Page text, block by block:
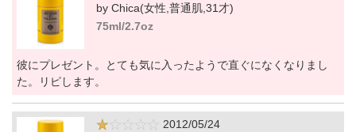
by Chica(女性,普通肌,31才)
75ml/2.7oz
彼にプレゼント。とても気に入ったようで直ぐになくなりまし
た。リピします。
2012/05/24